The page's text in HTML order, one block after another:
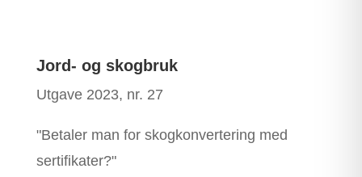
Jord- og skogbruk
Utgave 2023, nr. 27
"Betaler man for skogkonvertering med
sertifikater?"